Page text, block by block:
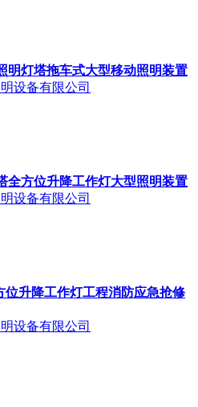
明灯塔拖车式大型移动照明装置
设备有限公司
全方位升降工作灯大型照明装置
设备有限公司
位升降工作灯工程消防应急抢修
设备有限公司